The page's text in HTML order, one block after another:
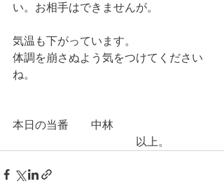
い。お相手はできませんが。
気温も下がっています。
体調を崩さぬよう気をつけてください
ね。
本日の当番　　中林
以上。